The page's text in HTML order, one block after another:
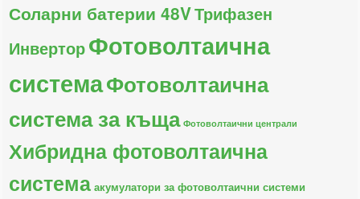
Соларни батерии 48VТрифазен
ИнверторФотоволтаична
системаФотоволтаична
система за къща Фотоволтаични централи
Хибридна фотоволтаична
система акумулатори за фотоволтаични системи